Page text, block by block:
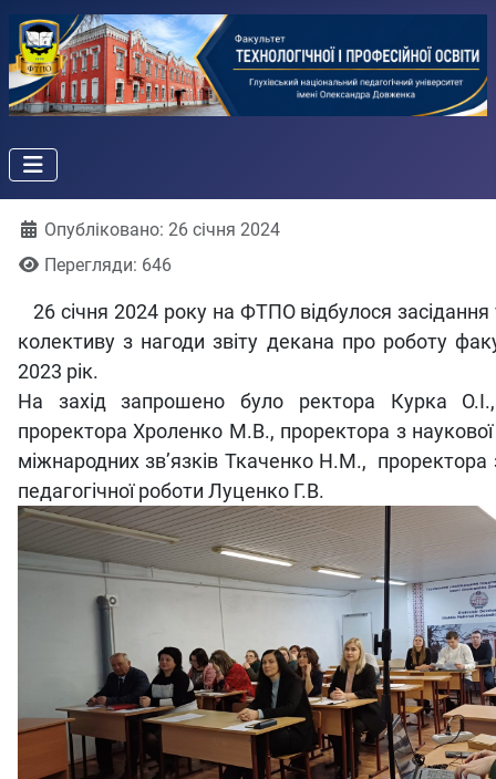
ДеталіОпубліковано: 26 січня 2024
Перегляди: 646
26 січня 2024 року на ФТПО відбулося засідання
колективу з нагоди звіту декана про роботу
2023 рік.
На захід запрошено було ректора Курка
проректора Хроленко М.В., проректора з
міжнародних зв’язків Ткаченко Н.М., проректора
педагогічної роботи Луценко Г.В.